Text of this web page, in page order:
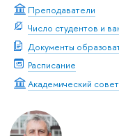
Преподаватели
Число студентов и
Документы
Расписание
Академический совет